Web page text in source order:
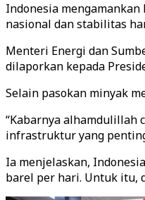
Indonesia
nasional dan stabilitas
Menteri Energi dan
dilaporkan kepada
Selain pasokan minyak
“Kabarnya alhamdulillah
infrastruktur yang
Ia menjelaskan,
barel per hari. Untuk itu,